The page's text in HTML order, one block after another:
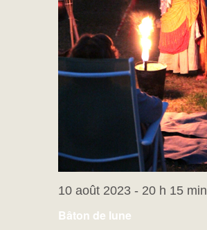
Bâton de lune
10 août 2023 - 20 h 15 min